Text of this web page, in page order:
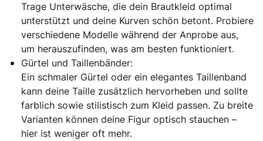
Trage Unterwäsche, die dein Brautkleid optimal
unterstützt und deine Kurven schön betont. Probiere
verschiedene Modelle während der Anprobe aus,
um herauszufinden, was am besten funktioniert.
Gürtel und Taillenbänder:
Ein schmaler Gürtel oder ein elegantes Taillenband
kann deine Taille zusätzlich hervorheben und sollte
farblich sowie stilistisch zum Kleid passen. Zu breite
Varianten können deine Figur optisch stauchen –
hier ist weniger oft mehr.